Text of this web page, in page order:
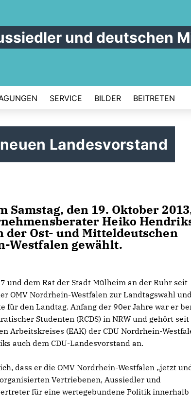
und deutschen
SERVICE BILDER BEITRETEN
Landesvorstand
den 19. Oktober
Heiko
der Ost- und Mitteldeutschen
Westfalen gewählt.
und dem Rat der Stadt Mülheim an der Ruhr seit
OMV Nordrhein-Westfalen zur Landtagswahl
den Landtag. Anfang der 90er Jahre war er
Studenten (RCDS) in NRW und gehört seit
Arbeitskreises (EAK) der CDU Nordrhein-
auch dem CDU-Landesvorstand an.
dass er die OMV Nordrhein-Westfalen „jetzt
Vertriebenen, Aussiedler und
für eine wertegebundene Politik innerhalb